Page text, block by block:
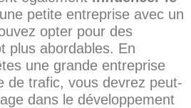
petite entreprise avec un
opter pour des
plus abordables. En
une grande entreprise
de trafic, vous devrez peut-
dans le développement